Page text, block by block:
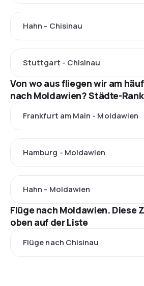
Hahn - Chisinau
Stuttgart - Chisinau
Von wo aus fliegen wir am
nach Moldawien? Städte-
Frankfurt am Main - Moldawien
Hamburg - Moldawien
Hahn - Moldawien
Flüge nach Moldawien. Diese
oben auf der Liste
Flüge nach Chisinau